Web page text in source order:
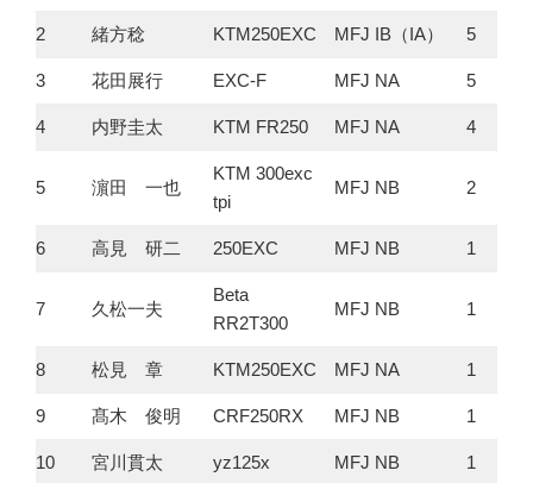
2 緒方稔 KTM250EXC MFJ IB（IA） 5
3 花田展行 EXC-F MFJ NA 5
4 内野圭太 KTM FR250 MFJ NA 4
5 濵田 一也
KTM 300exc
tpi
MFJ NB 2
6 高見 研二 250EXC MFJ NB 1
7 久松一夫
Beta
RR2T300
MFJ NB 1
8 松見 章 KTM250EXC MFJ NA 1
9 髙木 俊明 CRF250RX MFJ NB 1
10 宮川貫太 yz125x MFJ NB 1